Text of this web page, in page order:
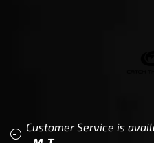
Customer Service is